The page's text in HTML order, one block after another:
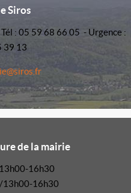
Siros
: 05 59 68 66 05 - Urgence :
39 13
de la mairie
16h30
16h30